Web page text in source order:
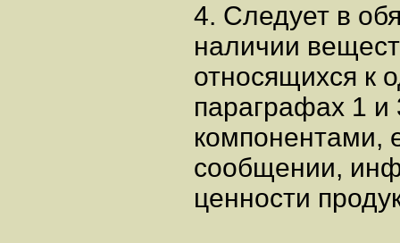
4. Следует в
наличии
относящихся к
параграфах 1
компонентами,
сообщении,
ценности